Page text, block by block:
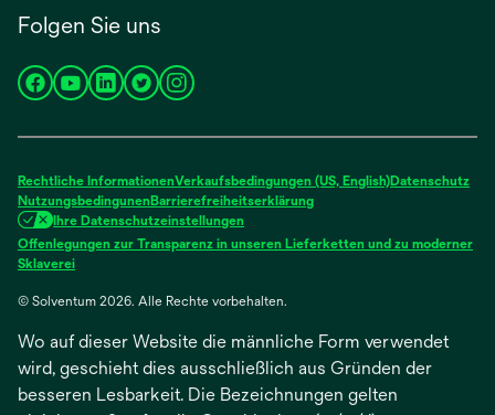
Folgen Sie uns
wird
neuen
Registerkarte
geöffnet
wird
neuen
Registerkarte
geöffnet
wird
neuen
Registerkarte
geöffnet
wird
neuen
Registerkarte
geöffnet
wird
neuen
Registerkarte
geöffnet
Rechtliche InformationenVerkaufsbedingungen (US, English)Datenschutz
NutzungsbedingunenBarrierefreiheitserklärung
Ihre Datenschutzeinstellungen
Offenlegungen zur Transparenz in unseren Lieferketten und zu moderner
Sklavereiwird
einer
Registerkarte
geöffnet
© Solventum 2026. Alle Rechte vorbehalten.
Wo auf dieser Website die männliche Form verwendet
wird, geschieht dies ausschließlich aus Gründen der
besseren Lesbarkeit. Die Bezeichnungen gelten